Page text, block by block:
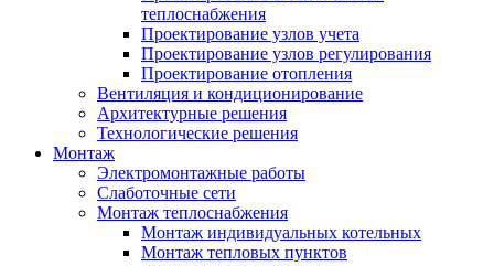
теплоснабжения
Проектирование узлов учета
Проектирование узлов регулирования
Проектирование отопления
Вентиляция и кондиционирование
Архитектурные решения
Технологические решения
Монтаж
Электромонтажные работы
Слаботочные сети
Монтаж теплоснабжения
Монтаж индивидуальных котельных
Монтаж тепловых пунктов